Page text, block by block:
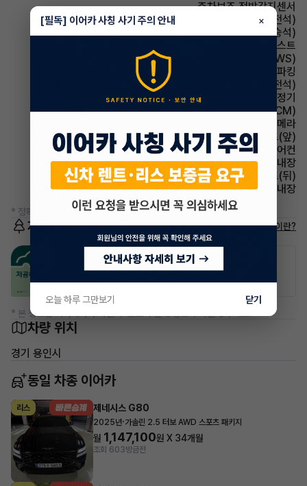
주차보조 전방감지센서
시트 메모리시트(운전석)
시트 통풍시트(동승석)
헤드램프 하이빔 어시스트
주행안전 차선이탈경보(LDWS)
파킹 전자식 파킹
시트 통풍시트(운전석)
에어컨 공기청정기
룸미러 전자식 룸미러(ECM)
주차보조 후방카메라
시트 열선시트(앞)
에어컨 풀오토에어컨
룸미러 하이패스 내장
시트 열선시트(뒤)
스티어링휠 열선내장
* 정확한 정보는 판매자와 반드시 확인하시기 바랍니다.
저공해차량 정보 저공해차량이란?
공항주차장
20% 할인
공영주차장
50% 할인
* 본 정보는 지자체마다 다를 수 있으니 실제 정보와 확인해 주세요.
차량 위치
경기 용인시
동일 차종 이어카
리스 제네시스 G80
2025년·가솔린 2.5 터보 AWD 스포츠 패키지
월 1,147,100원 X 34개월
조회 603방금전
[필독] 이어카 사칭 사기 주의 안내 ×
오늘 하루 그만보기 닫기